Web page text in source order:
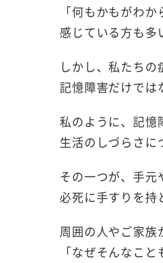
「何もかもがわ
感じている方も多
しかし、私たちの
記憶障害だけでは
私のように、記憶
生活のしづらさに
その一つが、手元
必死に手すりを持
周囲の人やご家族
「なぜそんなこ